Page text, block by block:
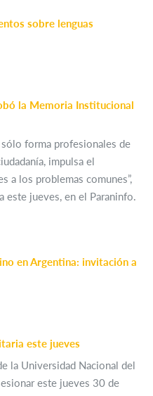
sobre lenguas
la Memoria Institucional
forma profesionales de
impulsa el
a los problemas comunes”,
este jueves, en el Paraninfo.
en Argentina: invitación a
este jueves
la Universidad Nacional del
este jueves 30 de